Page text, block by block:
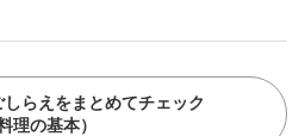
らえをまとめてチェック
料理の基本）